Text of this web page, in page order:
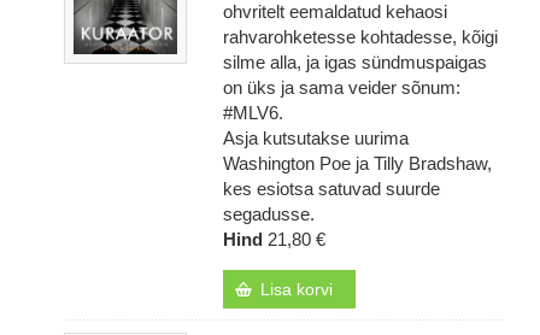
ohvritelt eemaldatud kehaosi
rahvarohketesse kohtadesse, kõigi
silme alla, ja igas sündmuspaigas
on üks ja sama veider sõnum:
#MLV6.
Asja kutsutakse uurima
Washington Poe ja Tilly Bradshaw,
kes esiotsa satuvad suurde
segadusse.
Hind 21,80 €
Lisa korvi